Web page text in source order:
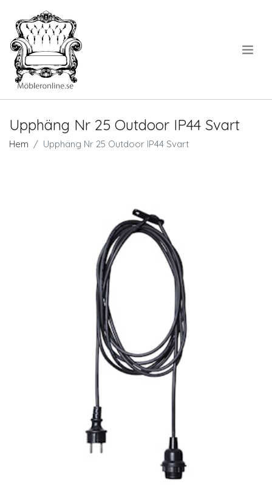
Upphäng Nr 25 Outdoor IP44 Svart
Hem Upphäng Nr 25 Outdoor IP44 Svart